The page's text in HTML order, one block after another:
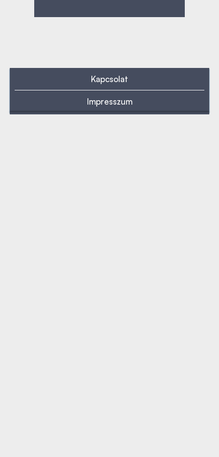
Kapcsolat
Impresszum